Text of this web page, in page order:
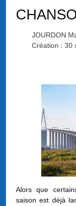
JOURDON
Création : 30
Alors que
saison est déjà